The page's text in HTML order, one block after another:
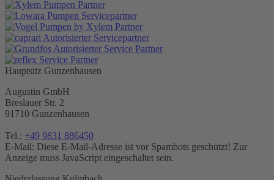
Hauptsitz Gunzenhausen
Augustin GmbH
Breslauer Str. 2
91710 Gunzenhausen
Tel.: +49 9831 886450
E-Mail: Diese E-Mail-Adresse ist vor Spambots geschützt! Zur
Anzeige muss JavaScript eingeschaltet sein.